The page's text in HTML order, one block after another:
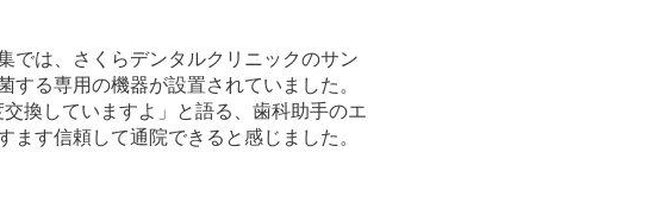
では、さくらデンタルクリニックのサン
る専用の機器が設置されていました。
換していますよ」と語る、歯科助手のエ
す信頼して通院できると感じました。